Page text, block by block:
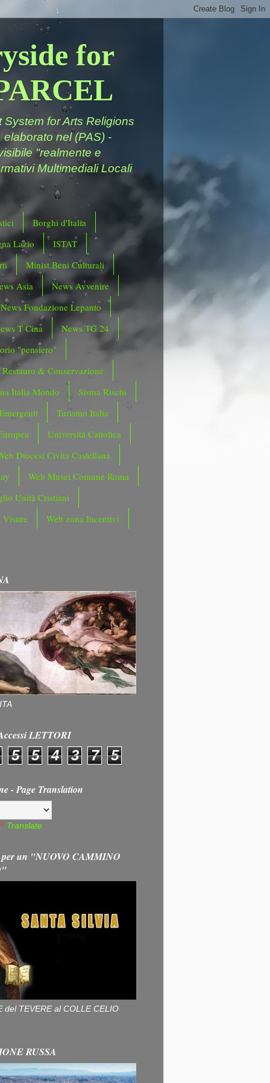
for
for Arts Religions
nel (PAS) -
"realmente e
Multimediali Locali
Borghi d'Italia
Lazio
ISTAT
Minist.Beni Culturali
Asia
News Avvenire
News Fondazione Lepanto
T Cina
News TG 24
"pensiero"
Restauro & Conservazione
Italia Mondo
Sisma Rischi
Turismo Italia
Università Cattolica
Diocesi Civita Castellana
Web Musei Comune Roma
Unità Cristiani
Visure
Web zona Incentivi
LETTORI
5 5 4 3 7 5
- Page Translation
Translate
per un "NUOVO CAMMINO
del TEVERE al COLLE CELIO
RUSSA